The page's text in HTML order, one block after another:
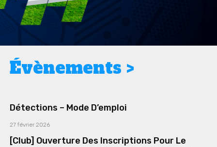
Évènements >
Détections – Mode D’emploi
27 février 2026
[Club] Ouverture Des Inscriptions Pour Le